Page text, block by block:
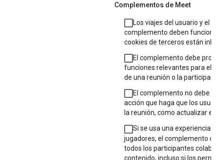
Complementos de Meet
Los viajes del usuario y el
complemento deben
cookies de terceros están
El complemento debe
funciones relevantes para el
de una reunión o la
El complemento no debe
acción que haga que los
la reunión, como actualizar el
Si se usa una experiencia
jugadores, el complemento
todos los participantes
contenido, incluso si los